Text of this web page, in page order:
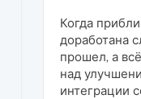
Когда
доработана
прошел, а
над
интеграции